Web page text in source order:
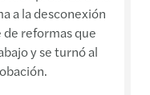
a la desconexión
reformas que
y se turnó al